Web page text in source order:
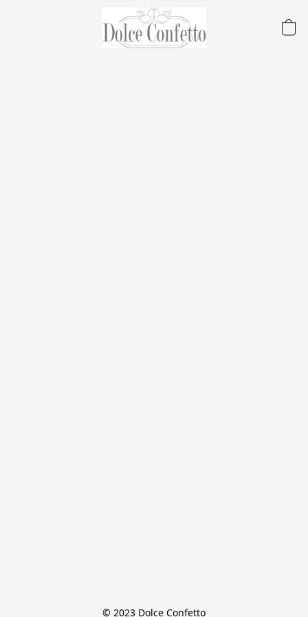
© 2023 Dolce Confetto